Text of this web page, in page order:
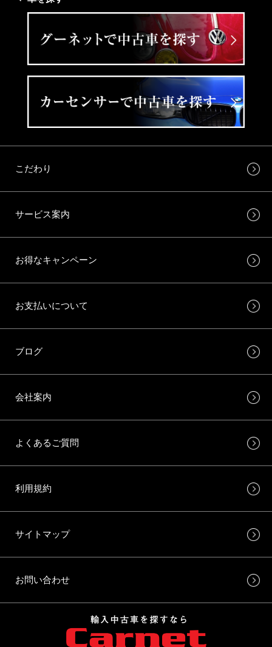
こだわり
サービス案内
お得なキャンペーン
お支払いについて
ブログ
会社案内
よくあるご質問
利用規約
サイトマップ
お問い合わせ